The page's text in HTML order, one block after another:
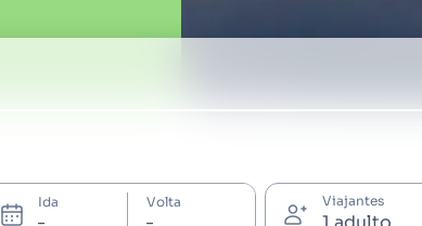
Ida Volta Viajantes